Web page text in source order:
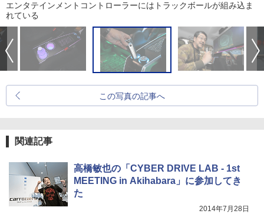
エンタテインメントコントローラーにはトラックボールが組み込ま
れている
この写真の記事へ
関連記事
高橋敏也の「CYBER DRIVE LAB - 1st
MEETING in Akihabara」に参加してき
た
2014年7月28日